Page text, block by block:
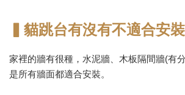
▍貓跳台有沒有不適合安
家裡的牆有很種，水泥牆、木板隔間牆(有
是所有牆面都適合安裝。